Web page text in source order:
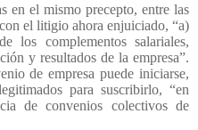
en el mismo precepto, entre las
el litigio ahora enjuiciado, “a)
los complementos salariales,
y resultados de la empresa”.
de empresa puede iniciarse,
para suscribirlo, “en
de convenios colectivos de